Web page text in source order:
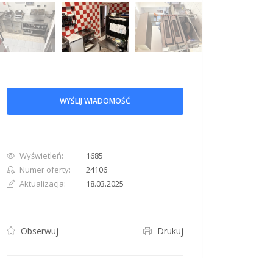
down 100 pixels: down arrow. Rotate 15 degrees clockwise: shift +
WYŚLIJ WIADOMOŚĆ
Wyświetleń:
1685
Numer oferty:
24106
Aktualizacja:
18.03.2025
Obserwuj Drukuj